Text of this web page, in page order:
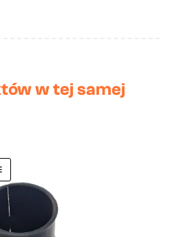
w tej samej